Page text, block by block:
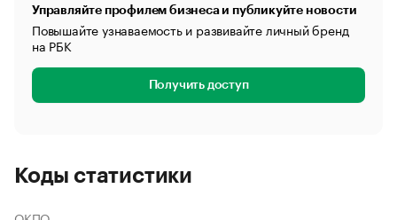
Управляйте профилем бизнеса и публикуйте новости
Повышайте узнаваемость и развивайте личный бренд
на РБК
Получить доступ
Коды статистики